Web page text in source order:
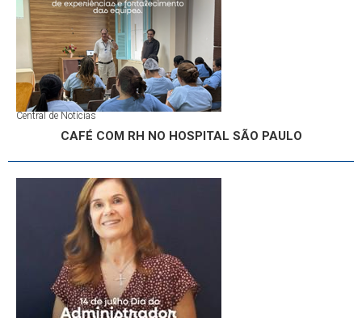
Central de Notícias
CAFÉ COM RH NO HOSPITAL SÃO PAULO